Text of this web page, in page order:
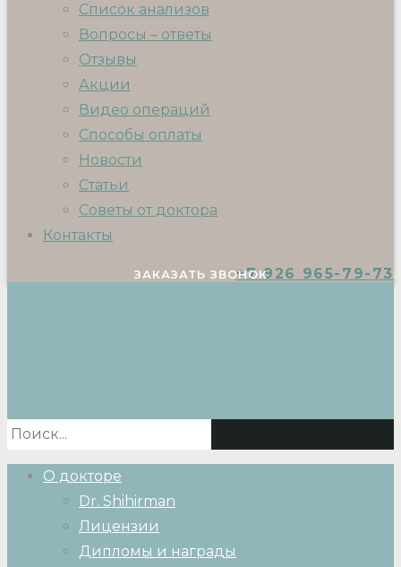
Список анализов
Вопросы – ответы
Отзывы
Акции
Видео операций
Способы оплаты
Новости
Статьи
Советы от доктора
Контакты
+7 926 965-79-73
ЗАКАЗАТЬ ЗВОНОК
О докторе
Dr. Shihirman
Лицензии
Дипломы и награды